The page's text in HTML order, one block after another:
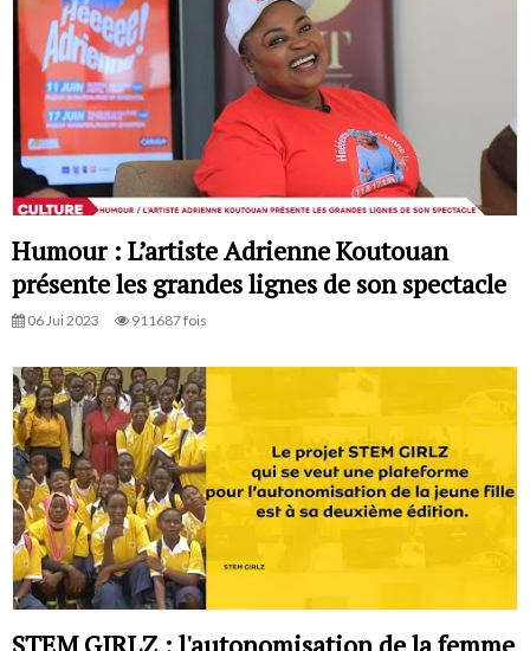
Humour : L’artiste Adrienne Koutouan
présente les grandes lignes de son spectacle
06 Jui 2023 911687 fois